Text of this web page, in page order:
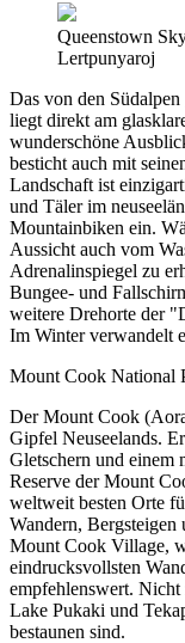
Queenstown
Lertpunyaroj
Das von den
liegt direkt am
wunderschöne
besticht auch mit
Landschaft ist
und Täler im
Mountainbiken ein.
Aussicht auch vom
Adrenalinspiegel zu
Bungee- und
weitere Drehorte der
Im Winter verwandelt
Mount Cook National
Der Mount Cook
Gipfel Neuseelands.
Gletschern und einem
Reserve der Mount
weltweit besten Orte
Wandern, Bergsteigen
Mount Cook Village,
eindrucksvollsten
empfehlenswert. Nicht
Lake Pukaki und
bestaunen sind.